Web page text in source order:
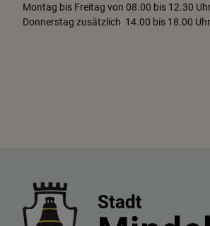
Montag bis Freitag von 08.00 bis 12.30
Donnerstag zusätzlich 14.00 bis 18.00 Uhr